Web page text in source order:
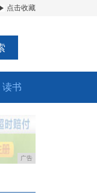
点击收藏
读书
广告